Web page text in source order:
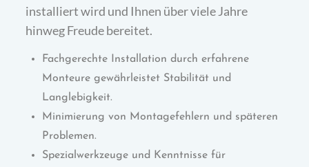
installiert wird und Ihnen über viele Jahre
hinweg Freude bereitet.
Fachgerechte Installation durch erfahrene
Monteure gewährleistet Stabilität und
Langlebigkeit.
Minimierung von Montagefehlern und späteren
Problemen.
Spezialwerkzeuge und Kenntnisse für